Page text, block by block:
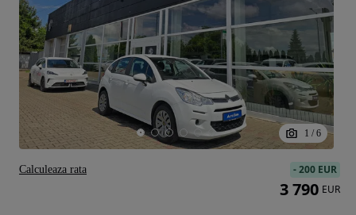
1 / 6
-200 EUR
3 790 EUR
Calculeaza rata